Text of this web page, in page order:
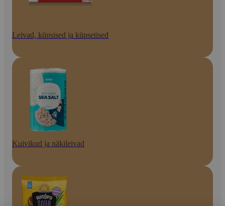
Leivad, küpsised ja küpsetised
Kuivikud ja näkileivad